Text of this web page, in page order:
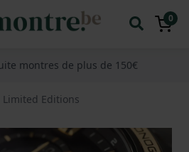
0
montres de plus de 150€
Limited Editions